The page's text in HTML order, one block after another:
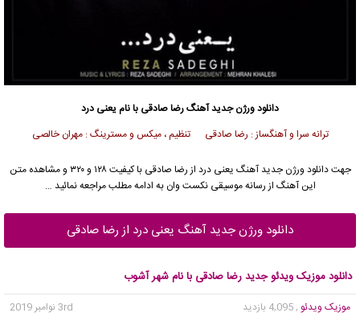
دانلود ورژن جدیدآهنگرضا صادقی با نام یعنی درد
ترانه سرا و آهنگساز : رضا صادقی تنظیم ، میکس و مسترینگ : مهران خالصی
جهت دانلود ورژن جدید آهنگ یعنی درد از رضا صادقی
با کیفیت ۱۲۸ و ۳۲۰ و مشاهده متن
این آهنگ از رسانه موسیقی نکست وان به ادامه مطلب مراجعه نمائید …
دانلود ورژن جدید آهنگ یعنی درد از رضا صادقی
دانلود موزیک ویدئو جدید رضا صادقی با نام شهر آشوب
موزیک ویدئو , 4,095 بازدید
3rd نوامبر 2019